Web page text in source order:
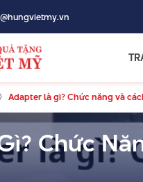
Adapter là gì? Chức năng và
Chức